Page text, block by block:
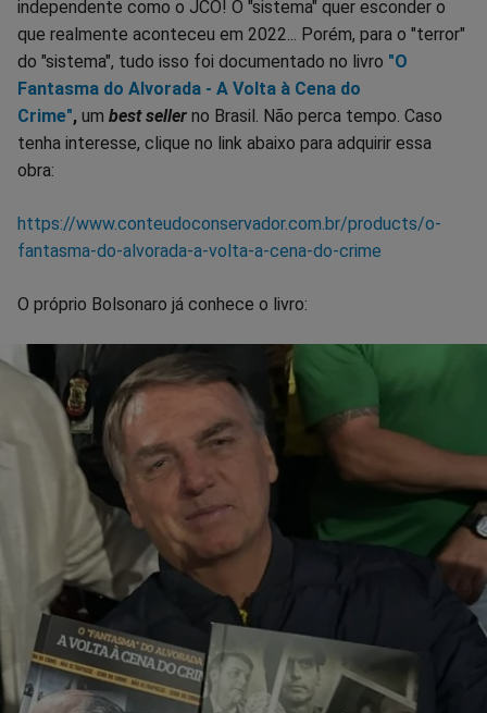
independente como o JCO! O "sistema" quer esconder o
que realmente aconteceu em 2022... Porém, para o "terror"
do "sistema", tudo isso foi documentado no livro "O
Fantasma do Alvorada - A Volta à Cena do
Crime", um best seller no Brasil. Não perca tempo. Caso
tenha interesse, clique no link abaixo para adquirir essa
obra:
https://www.conteudoconservador.com.br/products/o-
fantasma-do-alvorada-a-volta-a-cena-do-crime
O próprio Bolsonaro já conhece o livro: